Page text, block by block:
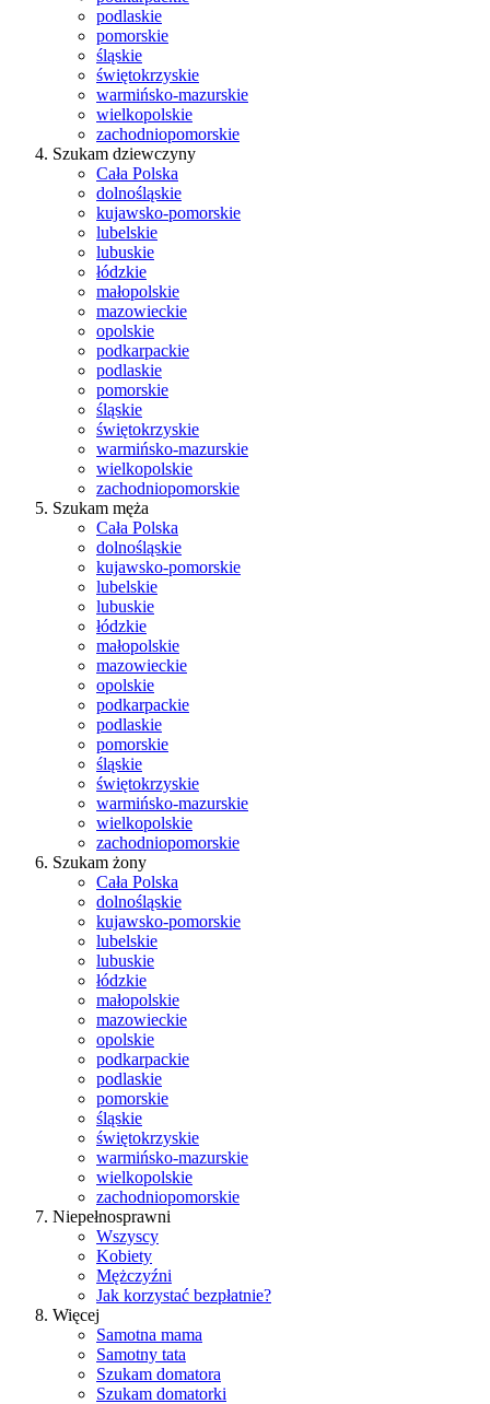
podlaskie
pomorskie
śląskie
świętokrzyskie
warmińsko-mazurskie
wielkopolskie
zachodniopomorskie
Szukam dziewczyny
Cała Polska
dolnośląskie
kujawsko-pomorskie
lubelskie
lubuskie
łódzkie
małopolskie
mazowieckie
opolskie
podkarpackie
podlaskie
pomorskie
śląskie
świętokrzyskie
warmińsko-mazurskie
wielkopolskie
zachodniopomorskie
Szukam męża
Cała Polska
dolnośląskie
kujawsko-pomorskie
lubelskie
lubuskie
łódzkie
małopolskie
mazowieckie
opolskie
podkarpackie
podlaskie
pomorskie
śląskie
świętokrzyskie
warmińsko-mazurskie
wielkopolskie
zachodniopomorskie
Szukam żony
Cała Polska
dolnośląskie
kujawsko-pomorskie
lubelskie
lubuskie
łódzkie
małopolskie
mazowieckie
opolskie
podkarpackie
podlaskie
pomorskie
śląskie
świętokrzyskie
warmińsko-mazurskie
wielkopolskie
zachodniopomorskie
Niepełnosprawni
Wszyscy
Kobiety
Mężczyźni
Jak korzystać bezpłatnie?
Więcej
Samotna mama
Samotny tata
Szukam domatora
Szukam domatorki